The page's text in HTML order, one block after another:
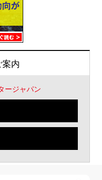
内
ージャパン